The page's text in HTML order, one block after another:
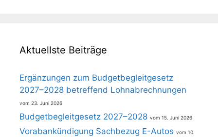
Aktuellste Beiträge
Ergänzungen zum Budgetbegleitgesetz
2027–2028 betreffend Lohnabrechnungen
23. Juni 2026
Budgetbegleitgesetz 2027–2028 15. Juni 2026
Vorabankündigung Sachbezug E-Autos 10.